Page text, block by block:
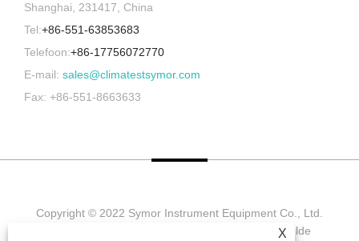
Shanghai, 231417, China
Tel:+86-551-63853683
Telefoon:+86-17756072770
E-mail: sales@climatestsymor.com
Fax: +86-551-8663633
Copyright © 2022 Symor Instrument Equipment Co., Ltd.
Milieutestkamer, elektronische droogkast, versnelde
X